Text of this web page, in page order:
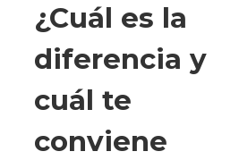
¿Cuál es la
diferencia y
cuál te
conviene